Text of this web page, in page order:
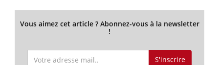
Vous aimez cet article ? Abonnez-vous à la newsletter
!
S'inscrire